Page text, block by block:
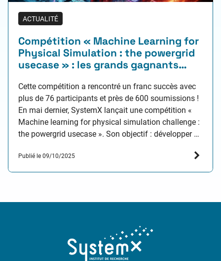
ACTUALITÉ
Compétition « Machine Learning for
Physical Simulation : the powergrid
usecase » : les grands gagnants
Cette compétition a rencontré un franc succès avec
plus de 76 participants et près de 600 soumissions !
En mai dernier, SystemX lançait une compétition «
Machine learning for physical simulation challenge :
the powergrid usecase ». Son objectif : développer de
accélérer les simulations de flux électriques de
plusieurs…
Publié le 09/10/2025